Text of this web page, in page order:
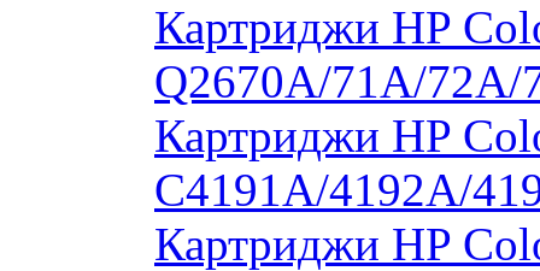
Картриджи HP
Q2670A/71A/
Картриджи HP
C4191A/4192A/
Картриджи HP